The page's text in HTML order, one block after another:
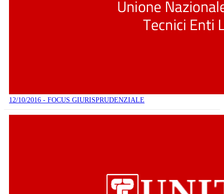
12/10/2016 - FOCUS GIURISPRUDENZIALE